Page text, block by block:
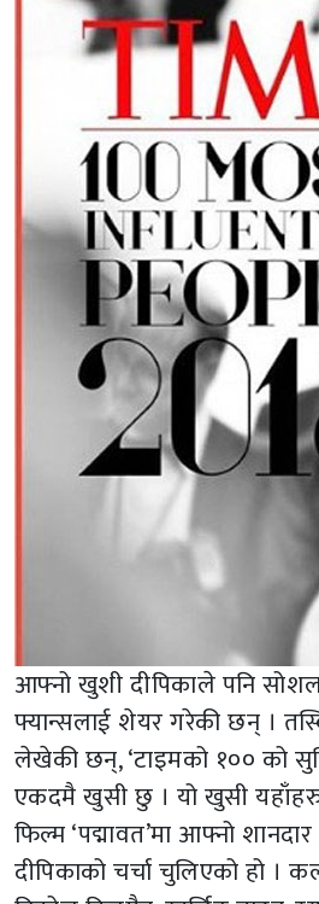
आफ्नो खुशी दीपिकाले पनि सोशल
फ्यान्सलाई शेयर गरेकी छन् ।
लेखेकी छन्, ‘टाइमको १०० को
एकदमै खुसी छु । यो खुसी
फिल्म ‘पद्मावत’मा आफ्नो
दीपिकाको चर्चा चुलिएको हो ।